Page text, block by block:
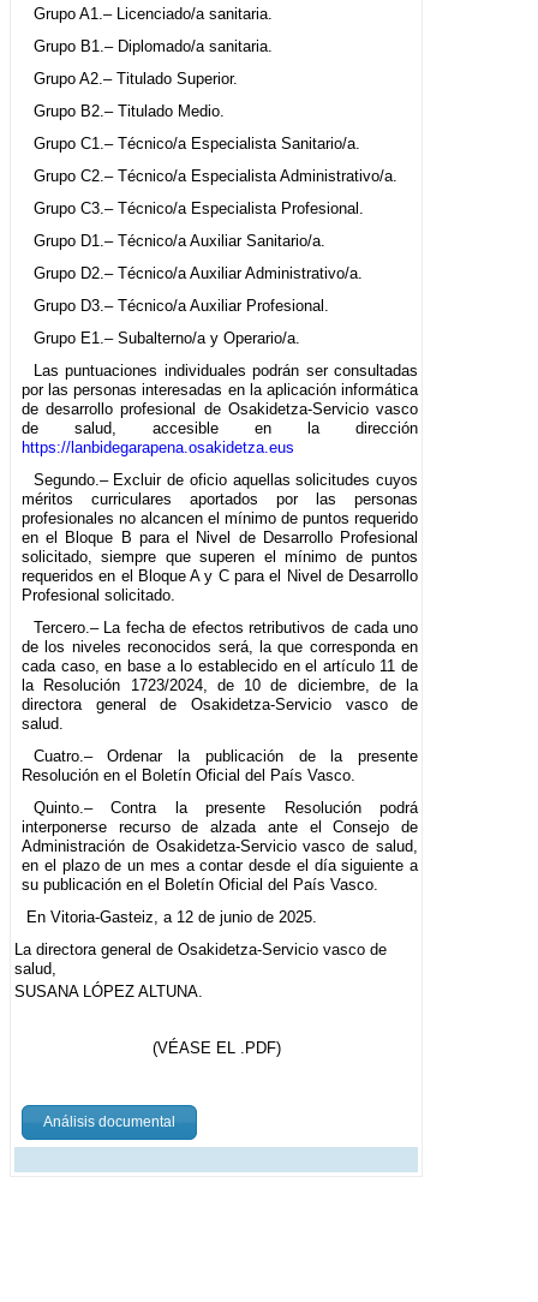
Grupo A1.– Licenciado/a sanitaria.
Grupo B1.– Diplomado/a sanitaria.
Grupo A2.– Titulado Superior.
Grupo B2.– Titulado Medio.
Grupo C1.– Técnico/a Especialista Sanitario/a.
Grupo C2.– Técnico/a Especialista Administrativo/a.
Grupo C3.– Técnico/a Especialista Profesional.
Grupo D1.– Técnico/a Auxiliar Sanitario/a.
Grupo D2.– Técnico/a Auxiliar Administrativo/a.
Grupo D3.– Técnico/a Auxiliar Profesional.
Grupo E1.– Subalterno/a y Operario/a.
Las puntuaciones individuales podrán ser consultadas
por las personas interesadas en la aplicación informática
de desarrollo profesional de Osakidetza-Servicio vasco
de salud, accesible en la dirección
https://lanbidegarapena.osakidetza.eus
Segundo.– Excluir de oficio aquellas solicitudes cuyos
méritos curriculares aportados por las personas
profesionales no alcancen el mínimo de puntos requerido
en el Bloque B para el Nivel de Desarrollo Profesional
solicitado, siempre que superen el mínimo de puntos
requeridos en el Bloque A y C para el Nivel de Desarrollo
Profesional solicitado.
Tercero.– La fecha de efectos retributivos de cada uno
de los niveles reconocidos será, la que corresponda en
cada caso, en base a lo establecido en el artículo 11 de
la Resolución 1723/2024, de 10 de diciembre, de la
directora general de Osakidetza-Servicio vasco de
salud.
Cuatro.– Ordenar la publicación de la presente
Resolución en el Boletín Oficial del País Vasco.
Quinto.– Contra la presente Resolución podrá
interponerse recurso de alzada ante el Consejo de
Administración de Osakidetza-Servicio vasco de salud,
en el plazo de un mes a contar desde el día siguiente a
su publicación en el Boletín Oficial del País Vasco.
En Vitoria-Gasteiz, a 12 de junio de 2025.
La directora general de Osakidetza-Servicio vasco de
salud,
SUSANA LÓPEZ ALTUNA.
(VÉASE EL .PDF)
Análisis documental